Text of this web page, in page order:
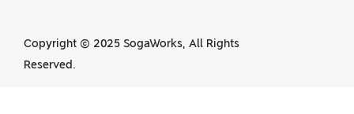
Copyright © 2025 SogaWorks, All Rights
Reserved.